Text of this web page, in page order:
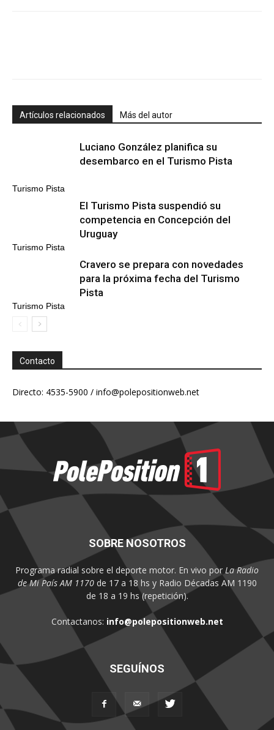
Artículos relacionados Más del autor
Turismo Pista
Luciano González planifica su
desembarco en el Turismo Pista
Turismo Pista
El Turismo Pista suspendió su
competencia en Concepción del
Uruguay
Turismo Pista
Cravero se prepara con novedades
para la próxima fecha del Turismo
Pista
Contacto
Directo: 4535-5900 / info@polepositionweb.net
SOBRE NOSOTROS
Programa radial sobre el deporte motor. En vivo por La Radio
de Mi País AM 1170de 17 a 18 hs y Radio Décadas AM 1190
de 18 a 19 hs (repetición).
Contactanos: info@polepositionweb.net
SEGUÍNOS